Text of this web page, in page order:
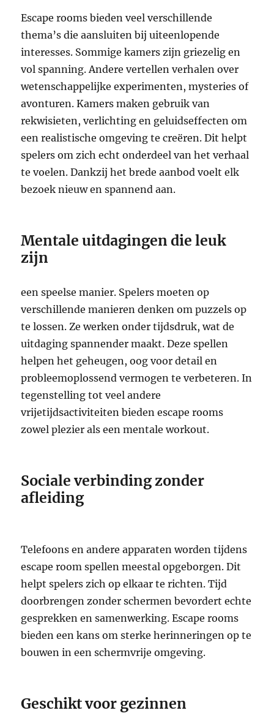
Escape rooms bieden veel verschillende
thema’s die aansluiten bij uiteenlopende
interesses. Sommige kamers zijn griezelig en
vol spanning. Andere vertellen verhalen over
wetenschappelijke experimenten, mysteries of
avonturen. Kamers maken gebruik van
rekwisieten, verlichting en geluidseffecten om
een realistische omgeving te creëren. Dit helpt
spelers om zich echt onderdeel van het verhaal
te voelen. Dankzij het brede aanbod voelt elk
bezoek nieuw en spannend aan.
Mentale uitdagingen die leuk
zijn
een speelse manier. Spelers moeten op
verschillende manieren denken om puzzels op
te lossen. Ze werken onder tijdsdruk, wat de
uitdaging spannender maakt. Deze spellen
helpen het geheugen, oog voor detail en
probleemoplossend vermogen te verbeteren. In
tegenstelling tot veel andere
vrijetijdsactiviteiten bieden escape rooms
zowel plezier als een mentale workout.
Sociale verbinding zonder
afleiding
Telefoons en andere apparaten worden tijdens
escape room spellen meestal opgeborgen. Dit
helpt spelers zich op elkaar te richten. Tijd
doorbrengen zonder schermen bevordert echte
gesprekken en samenwerking. Escape rooms
bieden een kans om sterke herinneringen op te
bouwen in een schermvrije omgeving.
Geschikt voor gezinnen